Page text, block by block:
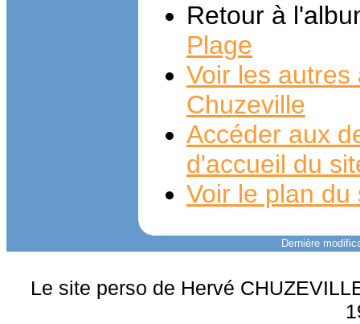
Retour à
Plage
Voir les
Chuzeville
Accéder aux
d'accueil du
Voir le plan du
Dernière
Le site perso de Hervé